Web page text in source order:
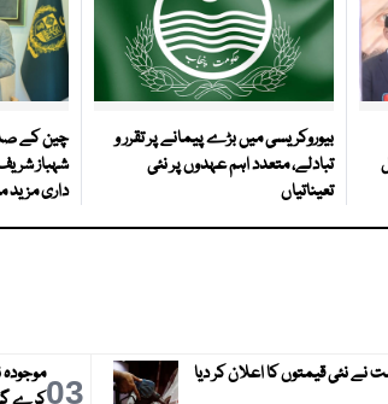
بیوروکریسی میں بڑے پیمانے پر تقرر و
تبادلے، متعدد اہم عہدوں پر نئی
تعیناتیاں
چین کے
شہباز
داری مزید
نے نئی قیمتوں کا اعلان کر دیا 03